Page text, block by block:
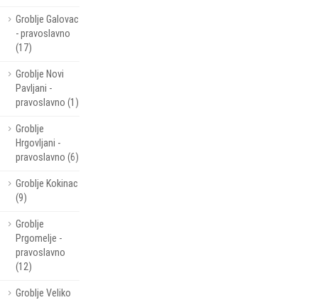
Groblje Galovac
- pravoslavno
(17)
Groblje Novi
Pavljani -
pravoslavno (1)
Groblje
Hrgovljani -
pravoslavno (6)
Groblje Kokinac
(9)
Groblje
Prgomelje -
pravoslavno
(12)
Groblje Veliko